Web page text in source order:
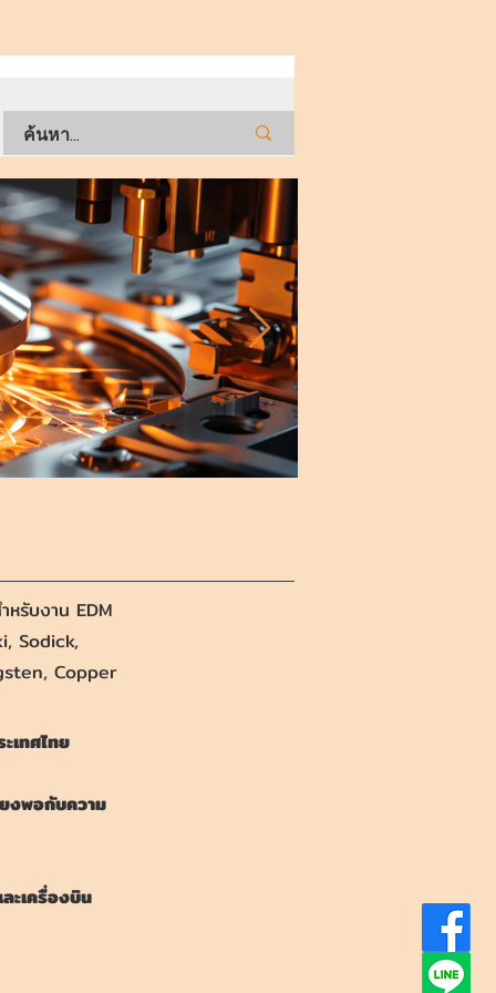
รับงาน EDM
Sodick,
Copper
เทศไทย
งพอกับความ
ะเครื่องบิน